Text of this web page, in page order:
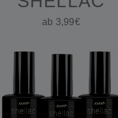
ab 3,99€